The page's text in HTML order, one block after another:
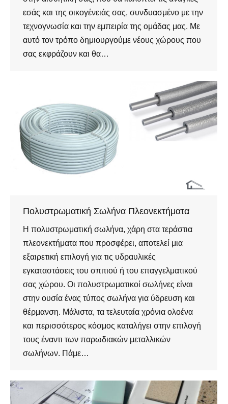
εσάς και της οικογένειάς σας, συνδυασμένο με την
τεχνογνωσία και την εμπειρία της ομάδας μας. Με
αυτό τον τρόπο δημιουργούμε νέους χώρους που
σας εκφράζουν και θα…
Πολυστρωματική Σωλήνα Πλεονεκτήματα
Η πολυστρωματική σωλήνα, χάρη στα τεράστια
πλεονεκτήματα που προσφέρει, αποτελεί μια
εξαιρετική επιλογή για τις υδραυλικές
εγκαταστάσεις του σπιτιού ή του επαγγελματικού
σας χώρου. Οι πολυστρωματικοί σωλήνες είναι
στην ουσία ένας τύπος σωλήνα για ύδρευση και
θέρμανση. Μάλιστα, τα τελευταία χρόνια ολοένα
και περισσότερος κόσμος καταλήγει στην επιλογή
τους έναντι των παρωδιακών μεταλλικών
σωλήνων. Πάμε…